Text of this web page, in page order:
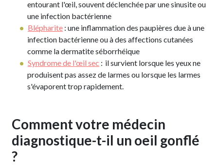
entourant l'œil, souvent déclenchée par une sinusite ou
une infection bactérienne
Blépharite : une inflammation des paupières due à une
infection bactérienne ou à des affections cutanées
comme la dermatite séborrhéique
Syndrome de l'œil sec : il survient lorsque les yeux ne
produisent pas assez de larmes ou lorsque les larmes
s'évaporent trop rapidement.
Comment votre médecin
diagnostique-t-il un oeil gonflé
?